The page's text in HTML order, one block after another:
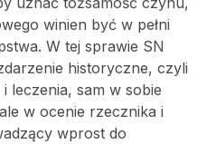
winien być w pełni
W tej sprawie SN
historyczne, czyli
i leczenia, sam w sobie
w ocenie rzecznika i
wprost do